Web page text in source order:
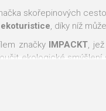
skořepinových
ekoturistice, díky níž
značky IMPACKT,
ekologické smýšlení